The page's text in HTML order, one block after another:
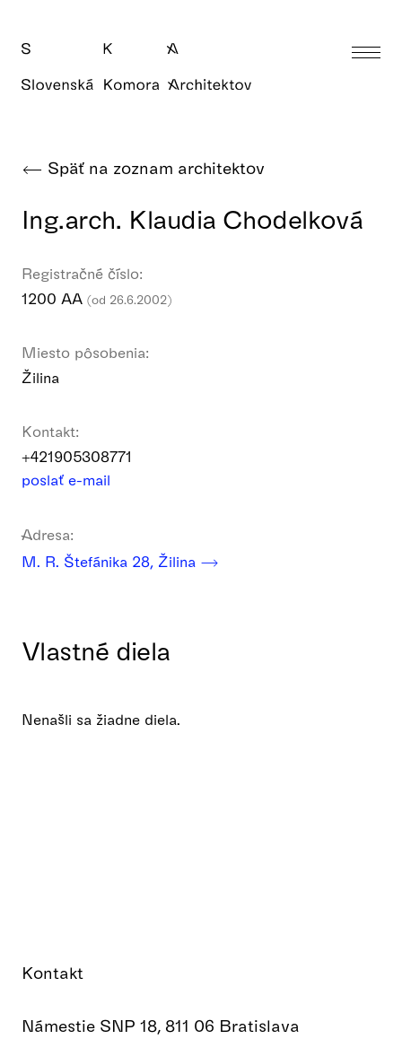
Späť na zoznam architektov
Ing.arch. Klaudia Chodelková
Registračné číslo:
1200 AA (od 26.6.2002)
Miesto pôsobenia:
Žilina
Kontakt:
+421905308771
poslať e-mail
Adresa:
M. R. Štefánika 28, Žilina
Vlastné diela
Nenašli sa žiadne diela.
Kontakt
Námestie SNP 18, 811 06 Bratislava